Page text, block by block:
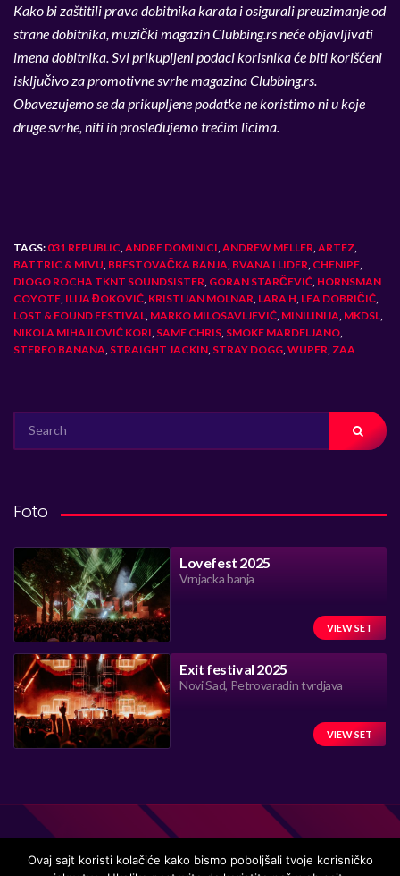
Kako bi zaštitili prava dobitnika karata i osigurali preuzimanje od
strane dobitnika, muzički magazin Clubbing.rs neće objavljivati
imena dobitnika. Svi prikupljeni podaci korisnika će biti korišćeni
isključivo za promotivne svrhe magazina Clubbing.rs.
Obavezujemo se da prikupljene podatke ne koristimo ni u koje
druge svrhe, niti ih prosleđujemo trećim licima.
TAGS: 031 REPUBLIC ANDRE DOMINICI ANDREW MELLER ARTEZ
BATTRIC & MIVU BRESTOVAČKA BANJA BVANA I LIDER CHENIPE
DIOGO ROCHA TKNT SOUNDSISTER GORAN STARČEVIĆ HORNSMAN
COYOTE ILIJA ĐOKOVIĆ KRISTIJAN MOLNAR LARA H LEA DOBRIČIĆ
LOST & FOUND FESTIVAL MARKO MILOSAVLJEVIĆ MINILINIJA MKDSL
NIKOLA MIHAJLOVIĆ KORI SAME CHRIS SMOKE MARDELJANO
STEREO BANANA STRAIGHT JACKIN STRAY DOGG WUPER ZAA
FOR:
Foto
Lovefest 2025
Vrnjacka banja
VIEW SET
Exit festival 2025
Novi Sad, Petrovaradin tvrdjava
VIEW SET
Ovaj sajt koristi kolačiće kako bismo poboljšali tvoje korisničko